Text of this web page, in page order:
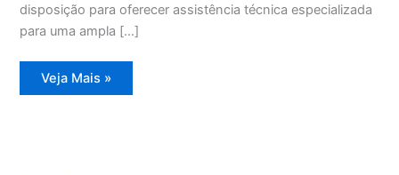
disposição para oferecer assistência técnica especializada
para uma ampla […]
Assistência
Técnica
Veja Mais »